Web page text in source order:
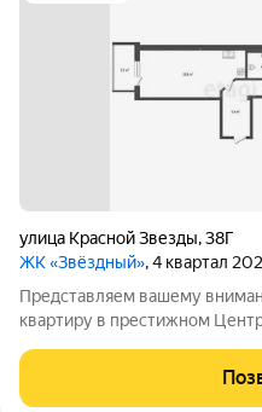
улица Красной Звезды,38Г
ЖК «Звёздный», 4 квартал
Представляем вашему
квартиру в престижном
решение для комфортной
до мелочей. Адрес: Красной